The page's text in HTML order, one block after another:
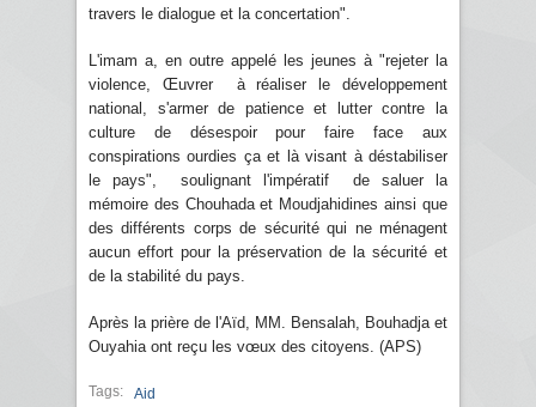
travers le dialogue et la concertation".
L'imam a, en outre appelé les jeunes à "rejeter la
violence, Œuvrer à réaliser le développement
national, s'armer de patience et lutter contre la
culture de désespoir pour faire face aux
conspirations ourdies ça et là visant à déstabiliser
le pays", soulignant l'impératif de saluer la
mémoire des Chouhada et Moudjahidines ainsi que
des différents corps de sécurité qui ne ménagent
aucun effort pour la préservation de la sécurité et
de la stabilité du pays.
Après la prière de l'Aïd, MM. Bensalah, Bouhadja et
Ouyahia ont reçu les vœux des citoyens. (APS)
Tags: Aid